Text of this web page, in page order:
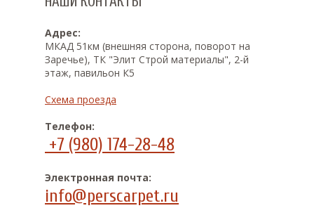
Адрес:
МКАД 51км (внешняя сторона, поворот на
Заречье), ТК "Элит Строй материалы", 2-й
этаж, павильон К5
Схема проезда
Телефон:
+7 (980) 174-28-48
Электронная почта:
info@perscarpet.ru